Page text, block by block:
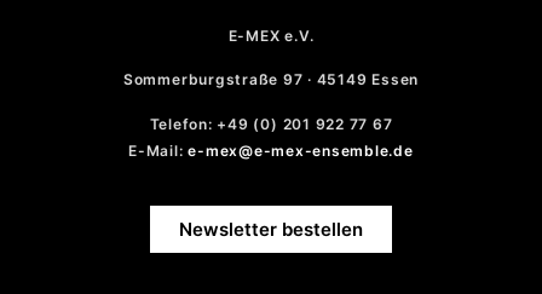
E-MEX e.V.
Sommerburgstraße 97 · 45149 Essen
Telefon: +49 (0) 201 922 77 67
E-Mail:e-mex@e-mex-ensemble.de
Newsletter bestellen